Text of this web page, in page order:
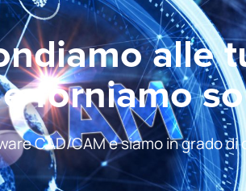
alle
e forniamo
CAD/CAM e siamo in grado